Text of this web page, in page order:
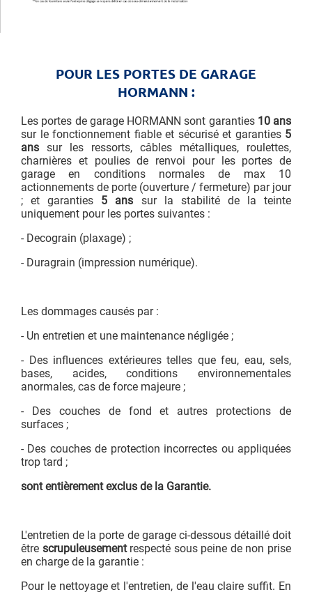
POUR LES PORTES DE GARAGE
HORMANN :
Les portes de garage HORMANN sont garanties 10 ans
sur le fonctionnement fiable et sécurisé et garanties 5
ans sur les ressorts, câbles métalliques, roulettes,
charnières et poulies de renvoi pour les portes de
garage en conditions normales de max 10
actionnements de porte (ouverture / fermeture) par jour
; et garanties 5 ans sur la stabilité de la teinte
uniquement pour les portes suivantes :
- Decograin (plaxage) ;
- Duragrain (impression numérique).
Les dommages causés par :
- Un entretien et une maintenance négligée ;
- Des influences extérieures telles que feu, eau, sels,
bases, acides, conditions environnementales
anormales, cas de force majeure ;
- Des couches de fond et autres protections de
surfaces ;
- Des couches de protection incorrectes ou appliquées
trop tard ;
sont entièrement exclus de la Garantie.
L'entretien de la porte de garage ci-dessous détaillé doit
être scrupuleusementrespecté sous peine de non prise
en charge de la garantie :
Pour le nettoyage et l'entretien, de l'eau claire suffit. En